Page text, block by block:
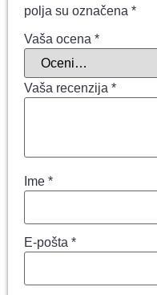
polja su označena *
Vaša ocena *
Vaša recenzija *
Ime *
E-pošta *